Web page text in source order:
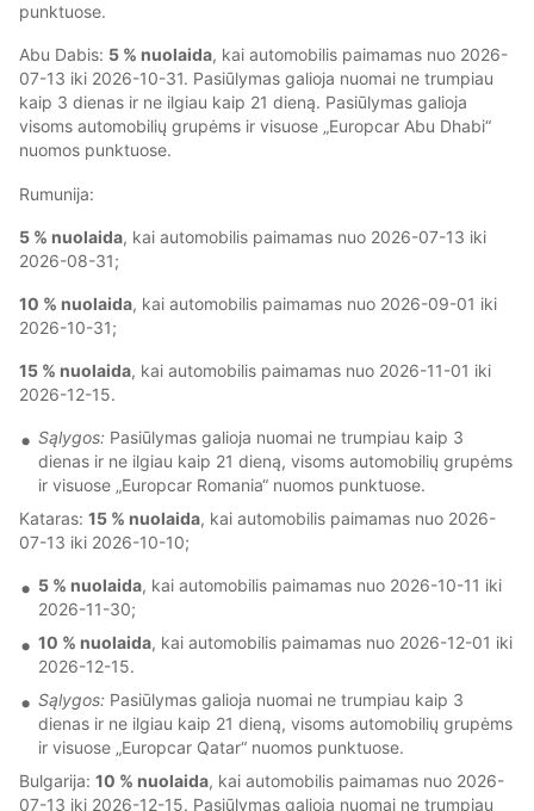
punktuose.
Abu Dabis: 5 % nuolaida, kai automobilis paimamas nuo 2026-
07-13 iki 2026-10-31. Pasiūlymas galioja nuomai ne trumpiau
kaip 3 dienas ir ne ilgiau kaip 21 dieną. Pasiūlymas galioja
visoms automobilių grupėms ir visuose „Europcar Abu Dhabi“
nuomos punktuose.
Rumunija:
5 % nuolaida, kai automobilis paimamas nuo 2026-07-13 iki
2026-08-31;
10 % nuolaida, kai automobilis paimamas nuo 2026-09-01 iki
2026-10-31;
15 % nuolaida, kai automobilis paimamas nuo 2026-11-01 iki
2026-12-15.
Sąlygos: Pasiūlymas galioja nuomai ne trumpiau kaip 3
dienas ir ne ilgiau kaip 21 dieną, visoms automobilių grupėms
ir visuose „Europcar Romania“ nuomos punktuose.
Kataras: 15 % nuolaida, kai automobilis paimamas nuo 2026-
07-13 iki 2026-10-10;
5 % nuolaida, kai automobilis paimamas nuo 2026-10-11 iki
2026-11-30;
10 % nuolaida, kai automobilis paimamas nuo 2026-12-01 iki
2026-12-15.
Sąlygos: Pasiūlymas galioja nuomai ne trumpiau kaip 3
dienas ir ne ilgiau kaip 21 dieną, visoms automobilių grupėms
ir visuose „Europcar Qatar“ nuomos punktuose.
Bulgarija: 10 % nuolaida, kai automobilis paimamas nuo 2026-
07-13 iki 2026-12-15. Pasiūlymas galioja nuomai ne trumpiau